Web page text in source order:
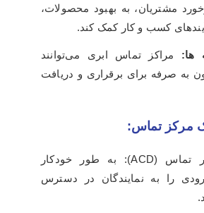
مشتریان، به بهبود محصولات،
کسب و کار کمک کند.
مراکز تماس ابری می‌توانند
به صرفه برای برقراری و دریافت
مرکز تماس:
توزیع خودکار تماس (ACD): به طور خودکار
را به نمایندگان در دسترس